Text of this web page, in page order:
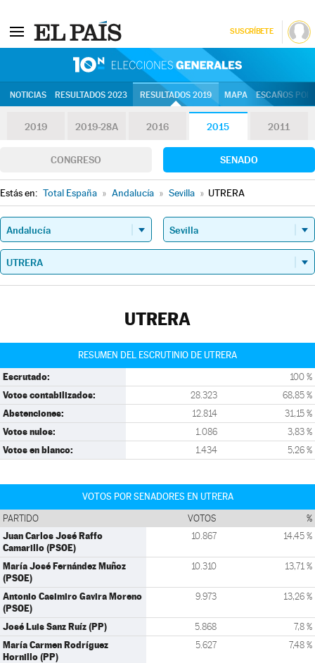
SUSCRÍBETE
NOTICIAS RESULTADOS 2023 RESULTADOS 2019 MAPA ESCAÑOS
2019 2019-28A 2016 2015 2011
CONGRESO SENADO
Estás en: Total España » Andalucía » Sevilla » UTRERA
UTRERA
RESUMEN DEL ESCRUTINIO DE UTRERA
Escrutado: 100 %
Votos contabilizados: 28.323 68,85 %
Abstenciones: 12.814 31,15 %
Votos nulos: 1.086 3,83 %
Votos en blanco: 1.434 5,26 %
VOTOS POR SENADORES EN UTRERA
PARTIDO VOTOS %
Juan Carlos José Raffo
Camarillo (PSOE)
10.867 14,45 %
María José Fernández Muñoz
(PSOE)
10.310 13,71 %
Antonio Casimiro Gavira Moreno
(PSOE)
9.973 13,26 %
José Luis Sanz Ruíz (PP) 5.868 7,8 %
María Carmen Rodríguez
Hornillo (PP)
5.627 7,48 %